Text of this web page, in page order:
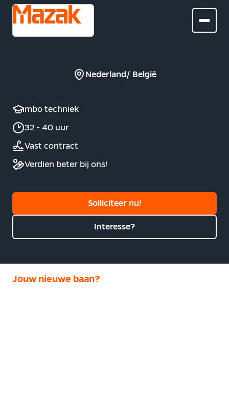
Nederland/ België
mbo techniek
32 - 40 uur
Vast contract
Verdien beter bij ons!
Solliciteer nu!
Interesse?
Jouw nieuwe baan?